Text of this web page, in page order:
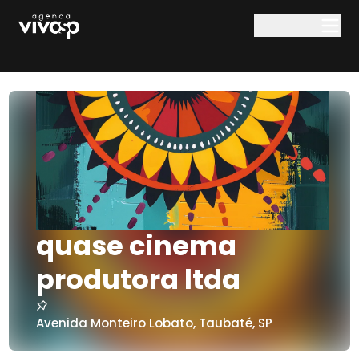
quase cinema
produtora ltda
Avenida Monteiro Lobato, Taubaté, SP